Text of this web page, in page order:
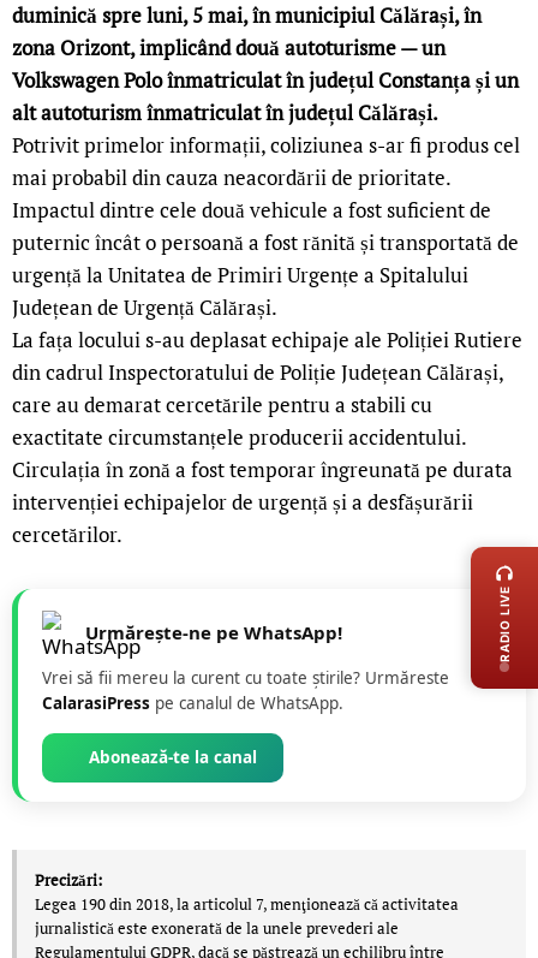
duminică spre luni, 5 mai, în municipiul Călărași, în
zona Orizont, implicând două autoturisme — un
Volkswagen Polo înmatriculat în județul Constanța și un
alt autoturism înmatriculat în județul Călărași.
Potrivit primelor informații, coliziunea s-ar fi produs cel
mai probabil din cauza neacordării de prioritate.
Impactul dintre cele două vehicule a fost suficient de
puternic încât o persoană a fost rănită și transportată de
urgență la Unitatea de Primiri Urgențe a Spitalului
Județean de Urgență Călărași.
La fața locului s-au deplasat echipaje ale Poliției Rutiere
din cadrul Inspectoratului de Poliție Județean Călărași,
care au demarat cercetările pentru a stabili cu
exactitate circumstanțele producerii accidentului.
Circulația în zonă a fost temporar îngreunată pe durata
intervenției echipajelor de urgență și a desfășurării
cercetărilor.
Urmărește-ne pe WhatsApp!
Vrei să fii mereu la curent cu toate știrile? Urmăreste
CalarasiPress pe canalul de WhatsApp.
Abonează-te la canal
Precizări:
Legea 190 din 2018, la articolul 7, menţionează că activitatea
jurnalistică este exonerată de la unele prevederi ale
Regulamentului GDPR, dacă se păstrează un echilibru între
RADIO LIVE